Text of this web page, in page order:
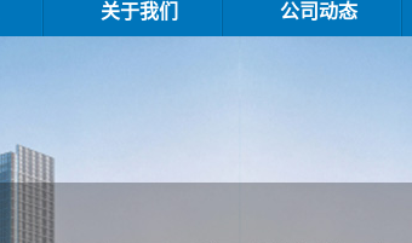
关于我们 公司动态